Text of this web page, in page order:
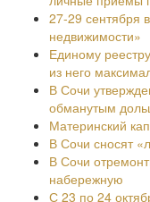
27-29 сентября
недвижимости»
Единому
из него
В Сочи
обманутым
Материнский
В Сочи сносят
В Сочи
набережную
С 23 по 24